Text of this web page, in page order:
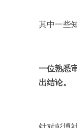
其中一些
一位熟悉
出结论。